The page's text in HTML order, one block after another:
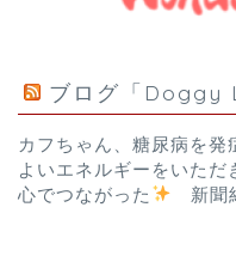
ブログ「Doggy
カフちゃん、糖尿病を発
よいエネルギーをいただ
心でつながった
新聞